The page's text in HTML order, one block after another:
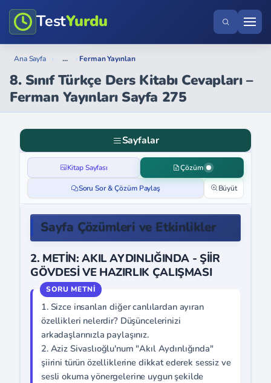
TestYurdu
Ana Sayfa › ... › Ferman Yayınları
8. Sınıf Türkçe Ders Kitabı Cevapları –
Ferman Yayınları Sayfa 275
Sayfalar
Kitap Sayfası Çözüm
Soru Sor & Çözüm Paylaş Büyüt
Sayfa Çözümleri ve Etkinlikler
2. METİN: AKIL AYDINLIĞINDA - ŞİİR
GÖVDESİ VE HAZIRLIK ÇALIŞMASI
1. Sizce insanları diğer canlılardan ayıran
özellikleri nelerdir? Düşüncelerinizi
arkadaşlarınızla paylaşınız.
2. Aziz Sivaslıoğlu'num "Akıl Aydınlığında"
şiirini türün özelliklerine dikkat ederek sessiz ve
sesli okuma yönergelerine uygun şekilde